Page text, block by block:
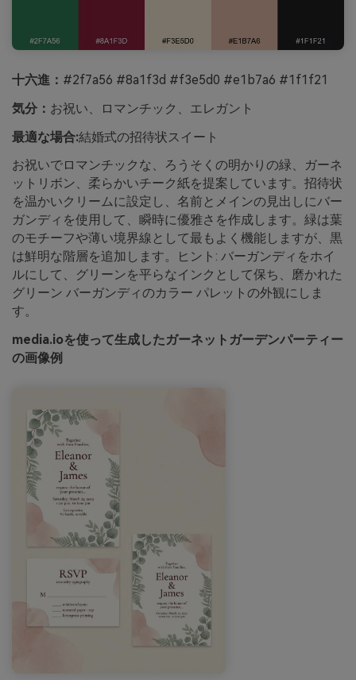
十六進： #2f7a56 #8a1f3d #f3e5d0 #e1b7a6 #1f1f21
気分： お祝い、ロマンチック、エレガント
最適な場合:結婚式の招待状スイート
お祝いでロマンチックな、ろうそくの明かりの緑、ガーネ
ットリボン、柔らかいチーク紙を提案しています。招待状
を温かいクリームに設定し、名前とメインの見出しにバー
ガンディを使用して、瞬時に優雅さを作成します。緑は葉
のモチーフや薄い境界線として最もよく機能しますが、黒
は鮮明な階層を追加します。ヒント: バーガンディをホイ
ルにして、グリーンを平らなインクとして保ち、磨かれた
グリーン バーガンディのカラー パレットの外観にしま
す。
media.ioを使って生成したガーネットガーデンパーティー
の画像例